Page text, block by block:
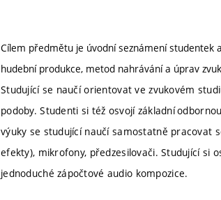
Cílem předmětu je úvodní seznámení studentek
hudební produkce, metod nahrávání a úprav
Studující se naučí orientovat ve zvukovém
podoby. Studenti si též osvojí základní
výuky se studující naučí samostatně pracovat
efekty), mikrofony, předzesilovači. Studující si
jednoduché zápočtové audio kompozice.